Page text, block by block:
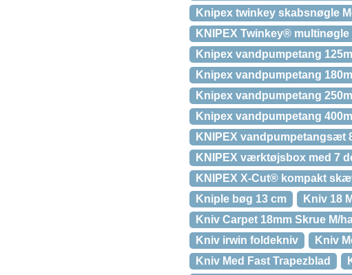
Knipex twinkey skabsnøgle
KNIPEX Twinkey® multinøgle
Knipex vandpumpetang
Knipex vandpumpetang
Knipex vandpumpetang
Knipex vandpumpetang
KNIPEX vandpumpetangsæt
KNIPEX værktøjsbox med 7
KNIPEX X-Cut® kompakt
Kniple bøg 13 cm
Kniv 18
Kniv Carpet 18mm Skrue M/
Kniv irwin foldekniv
Kniv
Kniv Med Fast Trapezblad